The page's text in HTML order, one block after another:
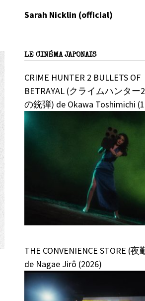
Sarah Nicklin (official)
LE CINÉMA JAPONAIS
CRIME HUNTER 2 BULLETS OF
BETRAYAL (クライムハンター
の銃弾) de Okawa Toshimichi
THE CONVENIENCE STORE (
de Nagae Jirô (2026)